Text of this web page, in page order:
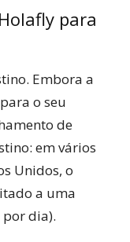
para
Embora a
o seu
de
em vários
Unidos, o
a uma
dia).